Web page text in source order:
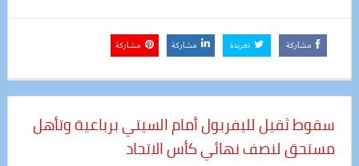
مشاركة تغريدة مشاركة مشاركة
سقوط ثقيل لليفربول أمام السيتي برباعية وتأهل
مستحق لنصف نهائي كأس الاتحاد